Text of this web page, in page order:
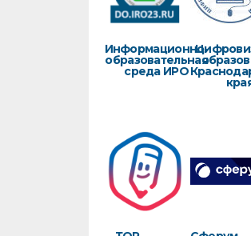
Информационно-
образовательная
среда ИРО